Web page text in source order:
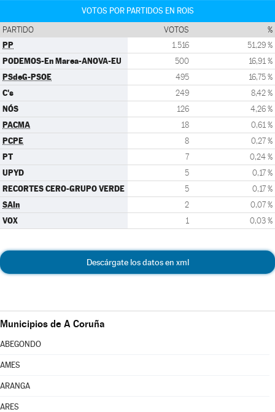
VOTOS POR PARTIDOS EN ROIS
PARTIDO VOTOS %
PP 1.516 51,29 %
PODEMOS-En Marea-ANOVA-EU 500 16,91 %
PSdeG-PSOE 495 16,75 %
C's 249 8,42 %
NÓS 126 4,26 %
PACMA 18 0,61 %
PCPE 8 0,27 %
PT 7 0,24 %
UPYD 5 0,17 %
RECORTES CERO-GRUPO VERDE 5 0,17 %
SAIn 2 0,07 %
VOX 1 0,03 %
Descárgate los datos en xml
Municipios de A Coruña
ABEGONDO
AMES
ARANGA
ARES